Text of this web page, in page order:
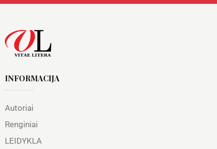
INFORMACIJA
Autoriai
Renginiai
LEIDYKLA